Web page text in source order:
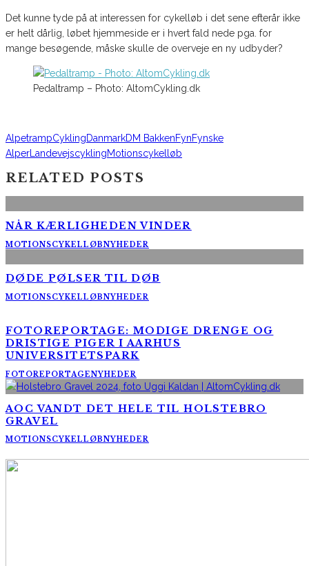
Det kunne tyde på at interessen for cykelløb i det sene efterår ikke
er helt dårlig, løbet hjemmeside er i hvert fald nede pga. for
mange besøgende, måske skulle de overveje en ny udbyder?
Pedaltramp – Photo: AltomCykling.dk
AlpetrampCyklingDanmarkDM BakkenFynFynske
AlperLandevejscyklingMotionscykelløb
RELATED POSTS
NÅR KÆRLIGHEDEN VINDER
MOTIONSCYKELLØBNYHEDER
DØDE PØLSER TIL DØB
MOTIONSCYKELLØBNYHEDER
FOTOREPORTAGE: MODIGE DRENGE OG
DRISTIGE PIGER I AARHUS
UNIVERSITETSPARK
FOTOREPORTAGENYHEDER
AOC VANDT DET HELE TIL HOLSTEBRO
GRAVEL
MOTIONSCYKELLØBNYHEDER